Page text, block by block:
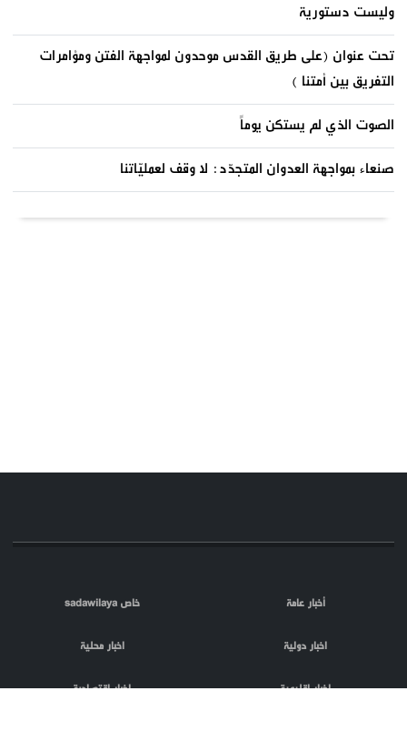
وليست دستورية
تحت عنوان (على طريق القدس موحدون لمواجهة الفتن ومؤامرات
التفريق بين أمتنا )
الصوت الذي لم يستكن يوماً
صنعاء بمواجهة العدوان المتجدّد: لا وقف لعمليّاتنا
أخبار عامة خاص sadawilaya
اخبار دولية اخبار محلية
اخبار اقليمية اخبار اقتصادية